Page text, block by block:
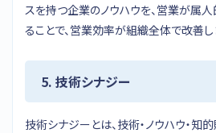
スを持つ企業のノウハウを、営業が属
ることで、営業効率が組織全体で改善し
5. 技術シナジー
技術シナジーとは、技術・ノウハウ・知